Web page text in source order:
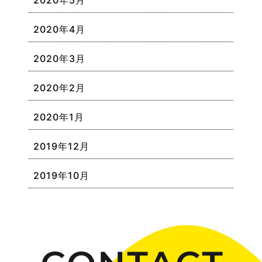
2020年4月
2020年3月
2020年2月
2020年1月
2019年12月
2019年10月